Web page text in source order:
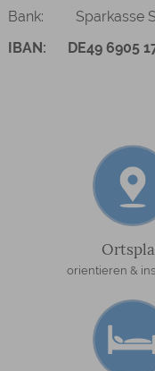
Bank: Sparkasse
IBAN: DE49 6905
orientieren &